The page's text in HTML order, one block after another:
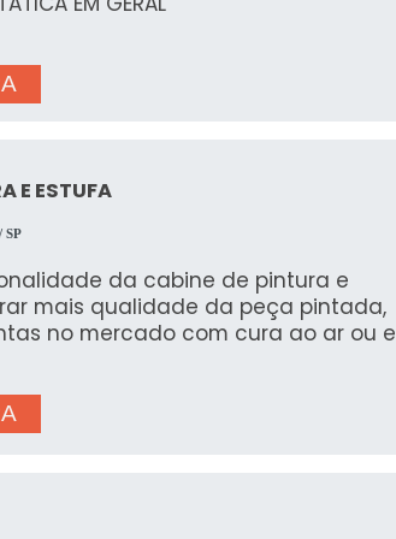
E ESTUFA
/ SP
da cabine de pintura e
mais qualidade da peça pintada,
no mercado com cura ao ar ou e